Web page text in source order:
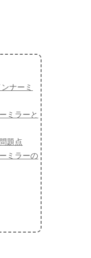
ナーミ
ミラーと
題点
ミラーの